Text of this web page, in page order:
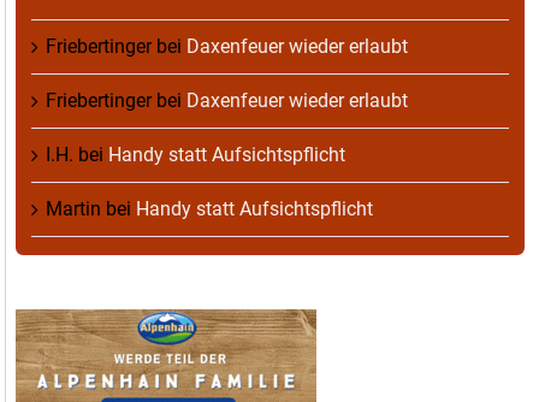
Friebertingerbei Daxenfeuer wieder erlaubt
Friebertingerbei Daxenfeuer wieder erlaubt
I.H. bei Handy statt Aufsichtspflicht
Martin bei Handy statt Aufsichtspflicht